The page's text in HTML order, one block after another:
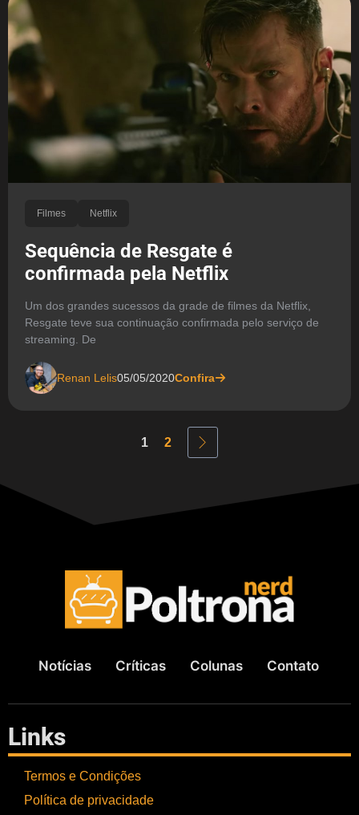
Filmes Netflix
Sequência de Resgate é
confirmada pela Netflix
Um dos grandes sucessos da grade de filmes da Netflix,
Resgate teve sua continuação confirmada pelo serviço de
streaming. De
Renan Lelis05/05/2020Confira
1 2
Notícias Críticas Colunas Contato
Links
Termos e Condições
Política de privacidade